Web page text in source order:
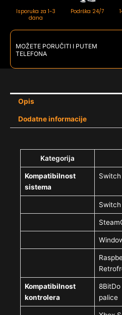
Isporuka za 1-3
dana
Podrška 24/7
MOŽETE PORUČITI I PUTEM
TELEFONA
Opis
Dodatne informacije
Kategorija
Kompatibilnost
sistema
Switch
Kompatibilnost
kontrolera
palice